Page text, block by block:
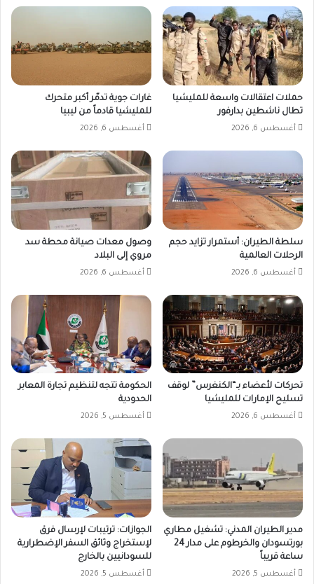
حملات اعتقالات واسعة للمليشيا
تطال ناشطين بدارفور
أغسطس 6, 2026
غارات جوية تدمّر أكبر متحرك
للمليشيا قادماً من ليبيا
أغسطس 6, 2026
سلطة الطيران: أستمرار تزايد حجم
الرحلات العالمية
أغسطس 6, 2026
وصول معدات صيانة محطة سد
مروي إلى البلاد
أغسطس 6, 2026
تحركات لأعضاء بـ“الكنغرس” لوقف
تسليح الإمارات للمليشيا
أغسطس 6, 2026
الحكومة تتجه لتنظيم تجارة المعابر
الحدودية
أغسطس 5, 2026
مدير الطيران المدني: تشغيل مطاري
بورتسودان والخرطوم على مدار 24
ساعة قريباً
أغسطس 5, 2026
الجوازات: ترتيبات لإرسال فرق
لإستخراج وثائق السفر الإضطرارية
للسودانيين بالخارج
أغسطس 5, 2026